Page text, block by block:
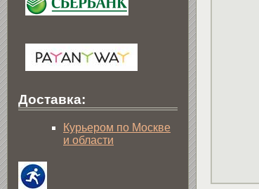
Доставка:
Курьером по Москве
и области